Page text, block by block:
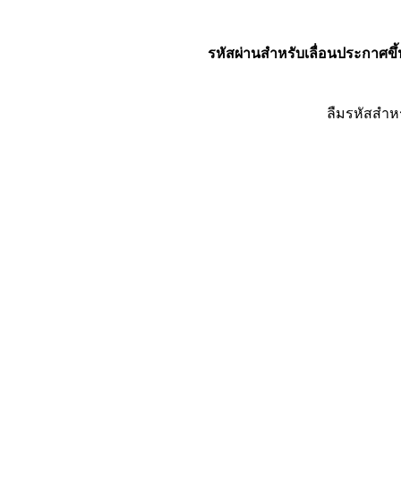
รหัสผ่านสำหรับเลื่อนประกาศขึ้
ลืมรหัสสำ